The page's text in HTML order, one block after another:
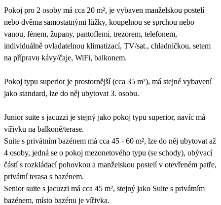
Pokoj pro 2 osoby má cca 20 m², je vybaven manželskou postelí
nebo dvěma samostatnými lůžky, koupelnou se sprchou nebo
vanou, fénem, župany, pantoflemi, trezorem, telefonem,
individuálně ovladatelnou klimatizací, TV/sat., chladničkou, setem
na přípravu kávy/čaje, WiFi, balkonem.
Pokoj typu superior je prostornější (cca 35 m²), má stejné vybavení
jako standard, lze do něj ubytovat 3. osobu.
Junior suite s jacuzzi je stejný jako pokoj typu superior, navíc má
vířivku na balkoně/terase.
Suite s privátním bazénem má cca 45 - 60 m², lze do něj ubytovat až
4 osoby, jedná se o pokoj mezonetového typu (se schody), obývací
částí s rozkládací pohovkou a manželskou postelí v otevřeném patře,
privátní terasa s bazénem.
Senior suite s jacuzzi má cca 45 m², stejný jako Suite s privátním
bazénem, místo bazénu je vířivka.